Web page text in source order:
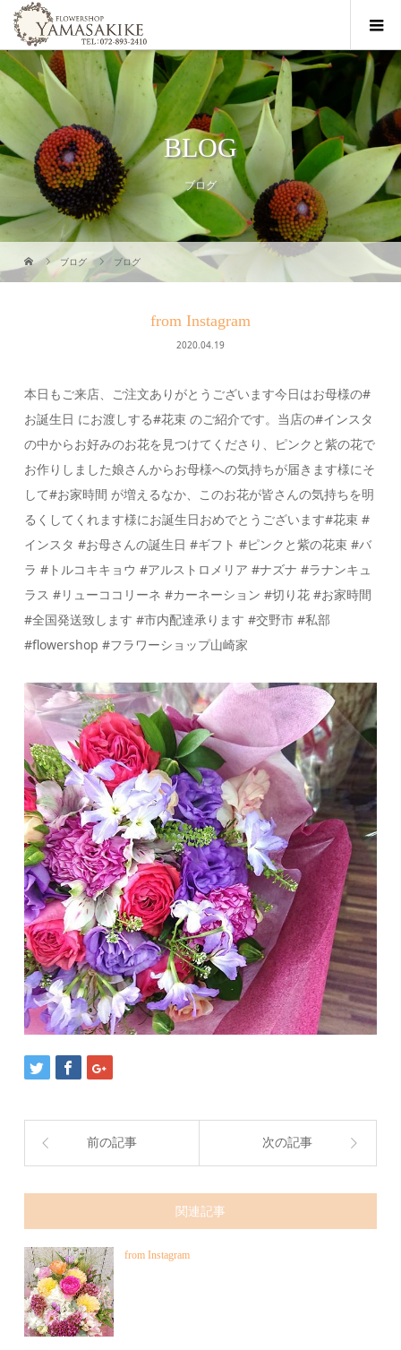
BLOG
ブログ
ブログ ブログ
from Instagram
2020.04.19
本日もご来店、ご注文ありがとうございます今日はお母様の#
お誕生日 にお渡しする#花束 のご紹介です。当店の#インスタ
の中からお好みのお花を見つけてくださり、ピンクと紫の花で
お作りしました娘さんからお母様への気持ちが届きます様にそ
して#お家時間 が増えるなか、このお花が皆さんの気持ちを明
るくしてくれます様にお誕生日おめでとうございます#花束 #
インスタ #お母さんの誕生日 #ギフト #ピンクと紫の花束 #バ
ラ #トルコキキョウ #アルストロメリア #ナズナ #ラナンキュ
ラス #リューココリーネ #カーネーション #切り花 #お家時間
#全国発送致します #市内配達承ります #交野市 #私部
#flowershop #フラワーショップ山崎家
前の記事 次の記事
関連記事
from Instagram